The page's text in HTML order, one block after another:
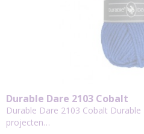
Durable Dare 2103 Cobalt
Durable Dare 2103 Cobalt
projecten…